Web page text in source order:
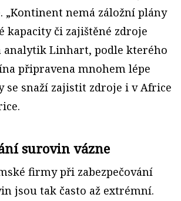
„Kontinent nemá záložní plány
kapacity či zajištěné zdroje
analytik Linhart, podle kterého
připravena mnohem lépe
se snaží zajistit zdroje i v Africe
surovin vázne
firmy při zabezpečování
jsou tak často až extrémní.